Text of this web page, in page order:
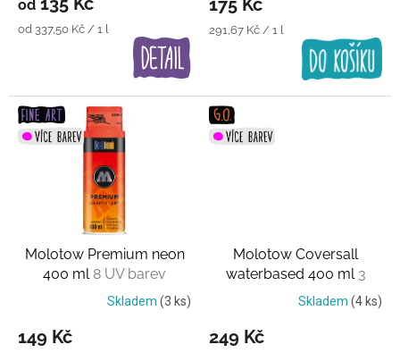
ůod
Měrná
od 337,50 Kč / 1 l
175 Kč
Měrná
291,67 Kč / 1 l
Molotow Premium neon
400 ml 8 UV barev
Skladem (3 ks)
149 Kč
Molotow Coversall
waterbased 400 ml 3
barvySkladem (4 ks)
249 Kč